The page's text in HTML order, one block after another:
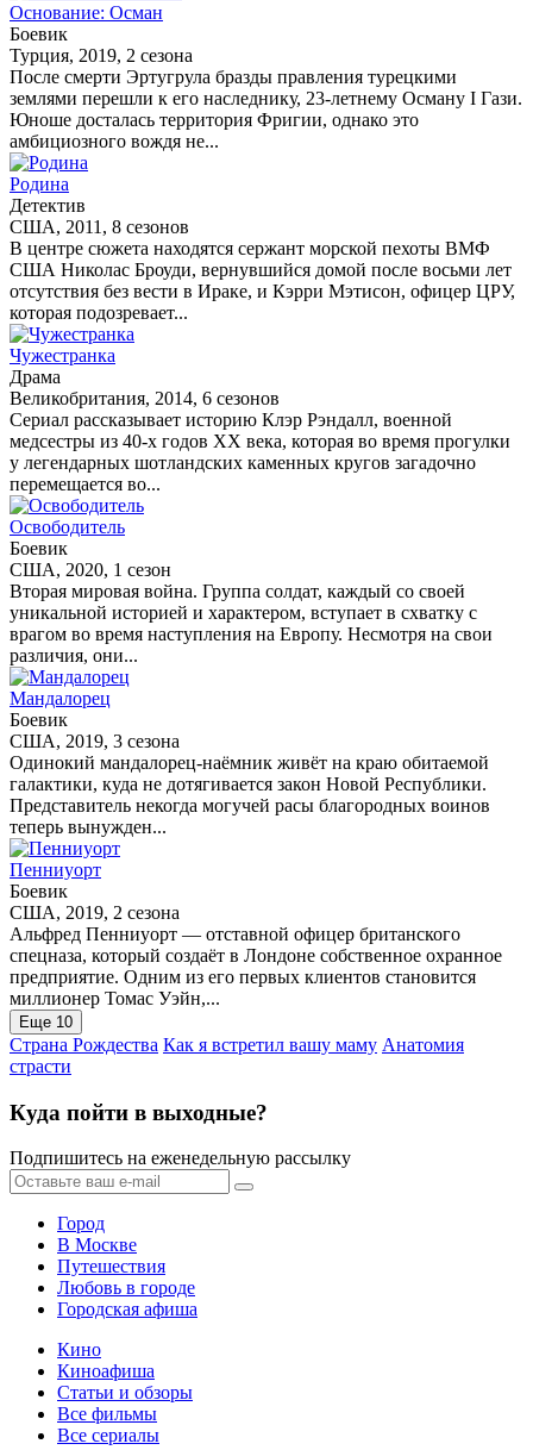
Основание: Осман
Боевик
Турция, 2019, 2 сезона
После смерти Эртугрула бразды правления турецкими
землями перешли к его наследнику, 23-летнему Осману I Гази.
Юноше досталась территория Фригии, однако это
амбициозного вождя не...
Родина
Детектив
США, 2011, 8 сезонов
В центре сюжета находятся сержант морской пехоты ВМФ
США Николас Броуди, вернувшийся домой после восьми лет
отсутствия без вести в Ираке, и Кэрри Мэтисон, офицер ЦРУ,
которая подозревает...
Чужестранка
Драма
Великобритания, 2014, 6 сезонов
Сериал рассказывает историю Клэр Рэндалл, военной
медсестры из 40-х годов XX века, которая во время прогулки
у легендарных шотландских каменных кругов загадочно
перемещается во...
Освободитель
Боевик
США, 2020, 1 сезон
Вторая мировая война. Группа солдат, каждый со своей
уникальной историей и характером, вступает в схватку с
врагом во время наступления на Европу. Несмотря на свои
различия, они...
Мандалорец
Боевик
США, 2019, 3 сезона
Одинокий мандалорец-наёмник живёт на краю обитаемой
галактики, куда не дотягивается закон Новой Республики.
Представитель некогда могучей расы благородных воинов
теперь вынужден...
Пенниуорт
Боевик
США, 2019, 2 сезона
Альфред Пенниуорт — отставной офицер британского
спецназа, который создаёт в Лондоне собственное охранное
предприятие. Одним из его первых клиентов становится
миллионер Томас Уэйн,...
Еще 10
Страна Рождества Как я встретил вашу маму Анатомия
страсти
Куда пойти в выходные?
Подпишитесь на еженедельную рассылку
Город
В Москве
Путешествия
Любовь в городе
Городская афиша
Кино
Киноафиша
Статьи и обзоры
Все фильмы
Все сериалы